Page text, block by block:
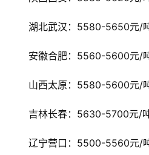
湖北武汉：5580-5650元/吨
安徽合肥：5560-5600元/吨
山西太原：5580-5600元/
吉林长春：5630-5700元/
辽宁营口：5500-5560元/